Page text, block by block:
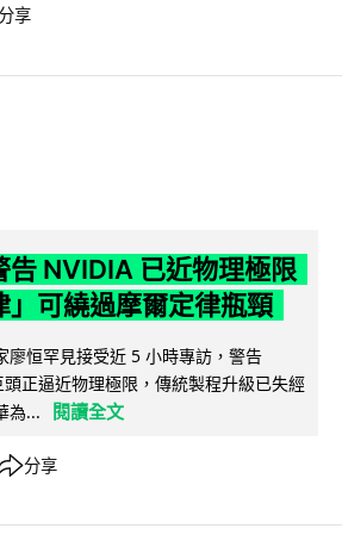
享
告 NVIDIA 已近物理極限
」可繞過摩爾定律瓶頸
廖恒罕見接受近 5 小時專訪，警告
正逼近物理極限，傳統製程升級已失經
為...
閱讀全文
分享